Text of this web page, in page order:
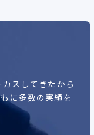
スしてきたから
に多数の実績を